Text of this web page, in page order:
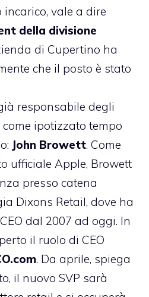
vale a dire
della divisione
di Cupertino ha
che il posto è stato
responsabile degli
ipotizzato tempo
John Browett. Come
ufficiale Apple, Browett
presso catena
Dixons Retail, dove ha
dal 2007 ad oggi. In
il ruolo di CEO
. Da aprile, spiega
il nuovo SVP sarà